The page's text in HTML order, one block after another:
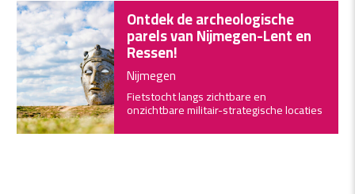
Ontdek de archeologische
parels van Nijmegen-Lent en
Ressen!
Nijmegen
Fietstocht langs zichtbare en
onzichtbare militair-strategische locaties